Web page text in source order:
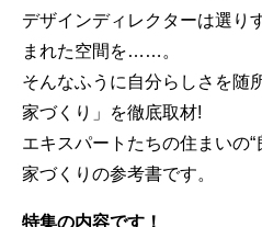
デザインディレクターは選り
まれた空間を……。
そんなふうに自分らしさを随
家づくり」を徹底取材!
エキスパートたちの住まいの“
家づくりの参考書です。
特集の内容です！